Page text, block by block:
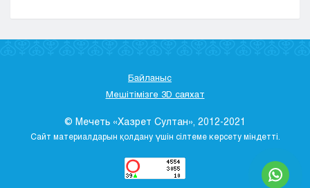
Байланыс
Мешітімізге 3D саяхат
© Мечеть «Хазрет Султан», 2012-2021
Сайт материалдарын қолдану үшін сілтеме көрсету міндетті.